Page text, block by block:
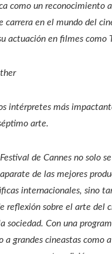
como un reconocimiento
carrera en el mundo del
actuación en filmes como
intérpretes más
arte.
de Cannes no solo
de las mejores
internacionales, sino
reflexión sobre el arte del
sociedad. Con una
a grandes cineastas como